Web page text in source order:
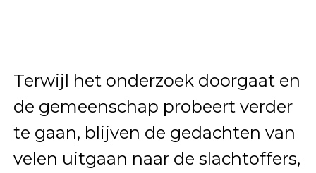
Terwijl het onderzoek doorgaat en
de gemeenschap probeert verder
te gaan, blijven de gedachten van
velen uitgaan naar de slachtoffers,